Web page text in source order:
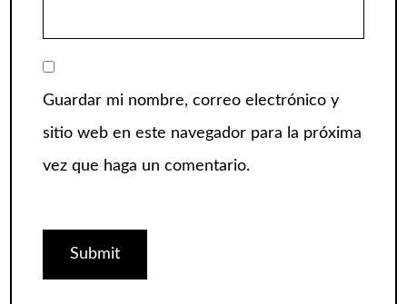
Guardar mi nombre, correo electrónico y
sitio web en este navegador para la próxima
vez que haga un comentario.